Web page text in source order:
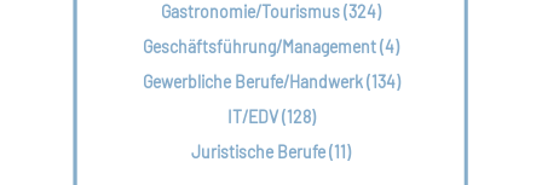
Gastronomie/Tourismus (324)
Geschäftsführung/Management (4)
Gewerbliche Berufe/Handwerk (134)
IT/EDV (128)
Juristische Berufe (11)